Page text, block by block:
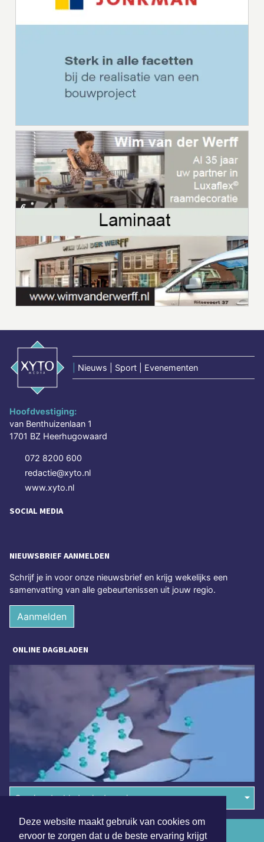
Deze website maakt gebruik van cookies om
ervoor te zorgen dat u de beste ervaring krijgt
Nieuws | Sport | Evenementen
Hoofdvestiging:
van Benthuizenlaan 1
1701 BZ Heerhugowaard
072 8200 600
redactie@xyto.nl
www.xyto.nl
SOCIAL MEDIA
NIEUWSBRIEF AANMELDEN
Schrijf je in voor onze nieuwsbrief en krijg wekelijks een
samenvatting van alle gebeurtenissen uit jouw regio.
Aanmelden
ONLINE DAGBLADEN
Overige dagbladen in de regio
Algemene voorwaarden